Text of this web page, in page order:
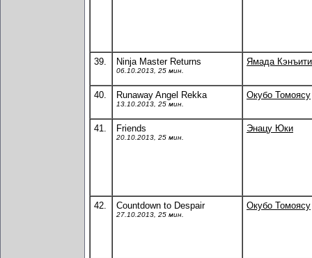
39. Ninja Master Returns
06.10.2013, 25 мин.
Ямада Кэнъити
40. Runaway Angel Rekka
13.10.2013, 25 мин.
Окубо Томоясу
41. Friends
20.10.2013, 25 мин.
Энацу Юки
42. Countdown to Despair
27.10.2013, 25 мин.
Окубо Томоясу